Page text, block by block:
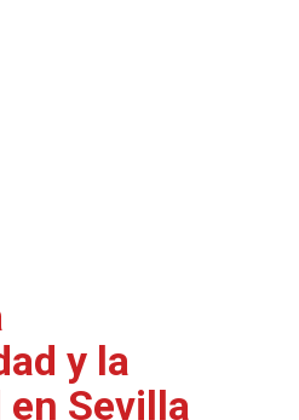
y la
Sevilla